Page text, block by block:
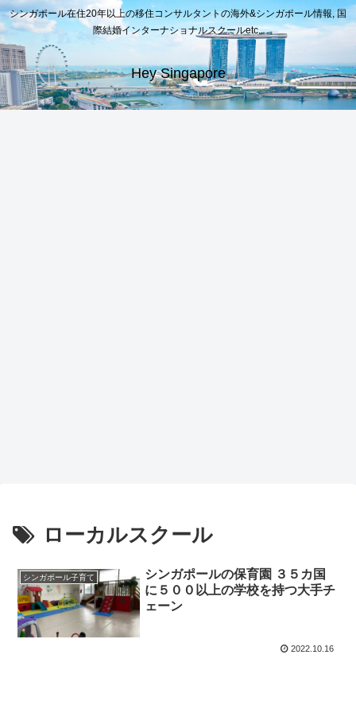
シンガポール在住20年以上の移住コンサルタントの海外&シンガポール情報, 国
際結婚インターナショナルスクールetc..
Hey Singapore
ローカルスクール
シンガポール子育て
シンガポールの保育園 ３５カ国
に５００以上の学校を持つ大手チ
ェーン
2022.10.16